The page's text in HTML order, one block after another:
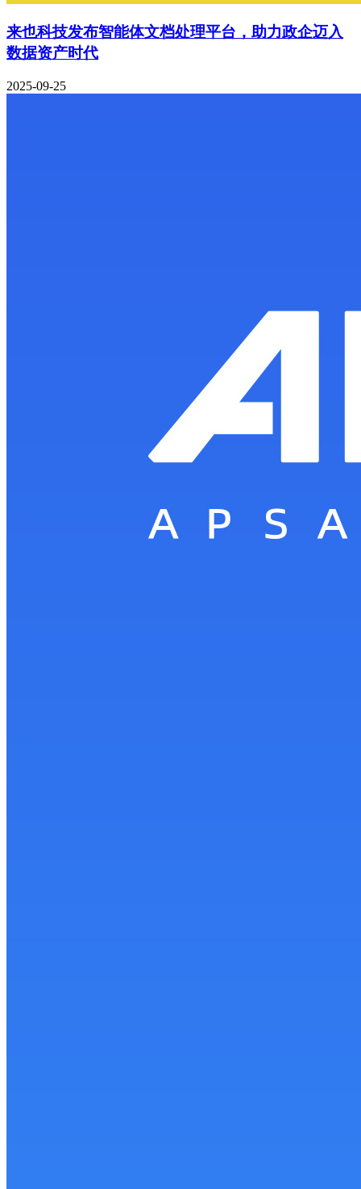
来也科技发布智能体文档处理平台，助力政企迈入
数据资产时代
2025-09-25